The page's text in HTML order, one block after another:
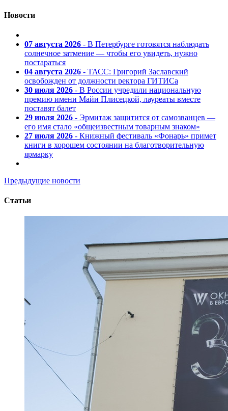
Новости
07 августа 2026 - В Петербурге готовятся наблюдать
солнечное затмение — чтобы его увидеть, нужно
постараться
04 августа 2026 - ТАСС: Григорий Заславский
освобожден от должности ректора ГИТИСа
30 июля 2026 - В России учредили национальную
премию имени Майи Плисецкой, лауреаты вместе
поставят балет
29 июля 2026 - Эрмитаж защитится от самозванцев —
его имя стало «общеизвестным товарным знаком»
27 июля 2026 - Книжный фестиваль «Фонарь» примет
книги в хорошем состоянии на благотворительную
ярмарку
Предыдущие новости
Статьи